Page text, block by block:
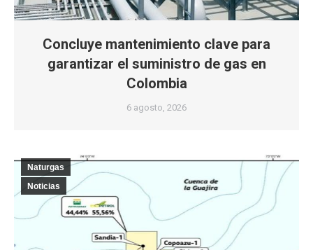
Concluye mantenimiento clave para
garantizar el suministro de gas en
Colombia
6 agosto, 2026
Naturgas
Noticias